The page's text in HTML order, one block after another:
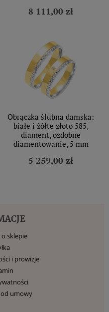
8 111,00 zł
Obrączka ślubna damska:
białe i żółte złoto 585,
diament, ozdobne
diamentowanie, 5 mm
5 259,00 zł
sklepie
i prowizje
umowy